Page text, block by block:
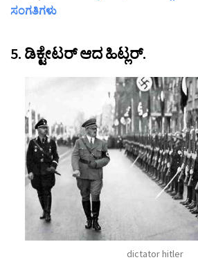
ಸಂಗತಿಗಳು
5. ಡಿಕ್ಟೇಟರ್ ಆದ ಹಿಟ್ಲರ್.
dictator hitler